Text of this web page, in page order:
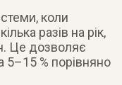
коли
разів на рік,
Це дозволяє
5–15 % порівняно